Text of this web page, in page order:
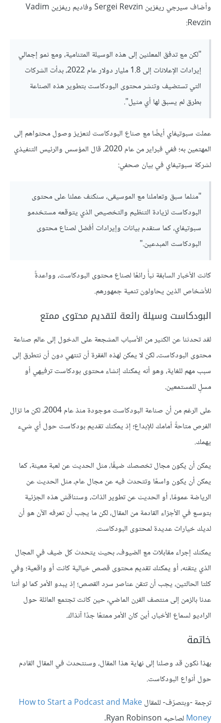
وأضاف سيرجي ريفزين Sergei Revzin وفاديم ريفزين Vadim
Revzin:
"لكن مع تدفق المعلنين إلى هذه الوسيلة المتنامية، ومع نمو إجمالي
إيرادات الإعلانات إلى 1.8 مليار دولار عام 2022، بدأت الشركات
التي تستضيف وتنشر محتوى البودكاست بتطوير هذه الصناعة
بطرق لم يسبق لها أي مثيل".
عملت سبوتيفاي أيضًا مع صناع البودكاست لتعزيز وصول محتواهم إلى
المهتمين به؛ ففي فبراير من عام 2020، قال المؤسس والرئيس التنفيذي
لشركة سبوتيفاي في بيان صحفي:
"مثلما سبق وتعاملنا مع الموسيقى، سنكثف عملنا على محتوى
البودكاست لزيادة التنظيم والتخصيص الذي يتوقعه مستخدمو
سبوتيفاي، كما سنقدم بيانات وإيرادات أفضل لصناع محتوى
البودكاست المبدعين."
كانت الأخبار السابقة نبأً رائعًا لصناع محتوى البودكاست، وواعدةً
للأشخاص الذين يحاولون تنمية جمهورهم.
البودكاست وسيلة رائعة لتقديم محتوى ممتع
لقد تحدثنا عن الكثير من الأسباب المشجعة على الدخول إلى عالم صناعة
محتوى البودكاست، لكن لا يمكن لهذه الفقرة أن تنتهي دون أن نتطرق إلى
سبب مهم للغاية، وهو أنه يمكنك إنشاء محتوى بودكاست ترفيهي أو
مسلٍ للمستمعين.
على الرغم من أن صناعة البودكاست موجودة منذ عام 2004، لكن ما تزال
الفرص متاحةً أمامك للإبداع؛ إذ يمكنك تقديم بودكاست حول أي شيء
يهمك.
يمكن أن يكون مجال تخصصك ضيقًا، مثل الحديث عن لعبة معينة، كما
يمكن أن يكون واسعًا وتتحدث فيه عن مجال عام، مثل الحديث عن
الرياضة عمومًا، أو الحديث عن تطوير الذات، وسنناقش هذه الجزئية
بتوسع في الأجزاء القادمة من المقال، لكن ما يجب أن تعرفه الآن هو أن
لديك خيارات عديدة لمحتوى البودكاست.
يمكنك إجراء مقابلات مع الضيوف، بحيث يتحدث كل ضيف في المجال
الذي يتقنه، أو يمكنك تقديم محتوى قصص خيالية كانت أو واقعية؛ وفي
كلتا الحالتين، يجب أن تتقن عناصر سرد القصص؛ إذ يبدو الأمر كما لو أننا
عدنا بالزمن إلى منتصف القرن الماضي، حين كانت تجتمع العائلة حول
الراديو لسماع الأخبار، أين كان الأمر ممتعًا جدًا آنذاك.
خاتمة
بهذا نكون قد وصلنا إلى نهاية هذا المقال، وسنتحدث في المقال القادم
حول أنواع البودكاست.
ترجمة -وبتصرّف- للمقالHow to Start a Podcast and Make
Moneyلصاحبه Ryan Robinson.